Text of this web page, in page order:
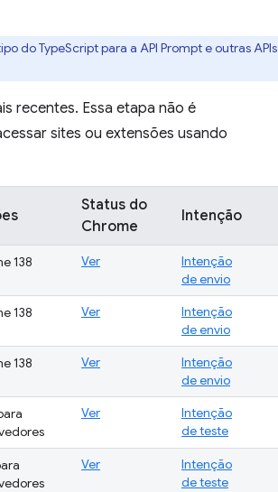
do TypeScript para a API Prompt e outras APIs
recentes. Essa etapa não é
sites ou extensões usando
Status do
Chrome
Intenção
138 Ver
Intenção
de envio
138 Ver
Intenção
de envio
138 Ver
Intenção
de envio
Ver
Intenção
de teste
Ver
Intenção
de teste